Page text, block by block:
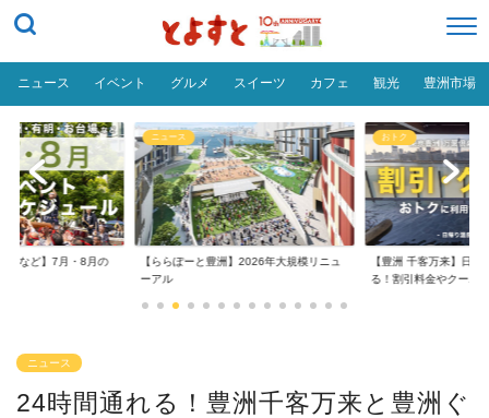
ニュース イベント グルメ スイーツ カフェ 観光 豊洲市場
場など】7月・8月の
ニュース
【ららぽーと豊洲】2026年大規模リニュ
ーアル
おトク
【豊洲 千客万来】日帰
る！割引料金やクーポ...
ニュース
24時間通れる！豊洲千客万来と豊洲ぐ